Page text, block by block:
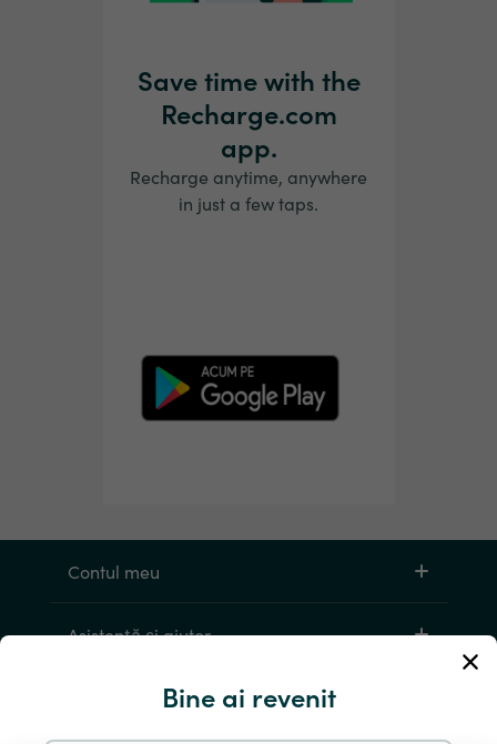
Bine ai revenit
Save time with the
Recharge.com
app.
Recharge anytime, anywhere
in just a few taps.
Contul meu
Asistență și ajutor